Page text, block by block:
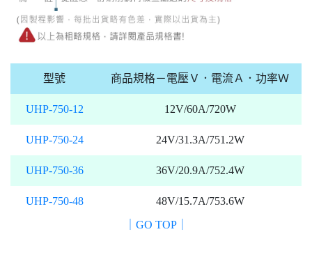
型號 商品規格－電壓Ｖ．電流Ａ．功率Ｗ
UHP-750-12 12V/60A/720W
UHP-750-24 24V/31.3A/751.2W
UHP-750-36 36V/20.9A/752.4W
UHP-750-48
48V/15.7A/753.6W
｜GO TOP｜